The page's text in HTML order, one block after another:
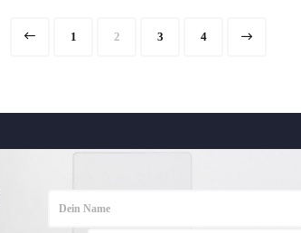
Page
1 Page
2 Page
3 Page
4